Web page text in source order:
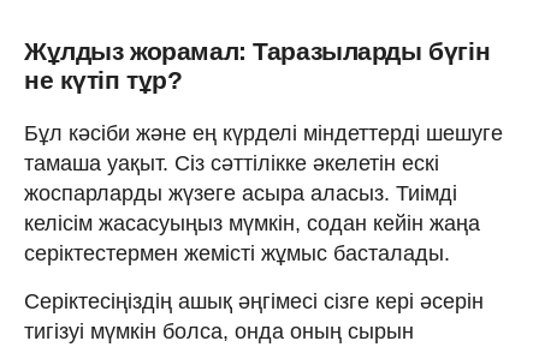
Жұлдыз жорамал: Таразыларды бүгін
не күтіп тұр?
Бұл кәсіби және ең күрделі міндеттерді шешуге
тамаша уақыт. Сіз сәттілікке әкелетін ескі
жоспарларды жүзеге асыра аласыз. Тиімді
келісім жасасуыңыз мүмкін, содан кейін жаңа
серіктестермен жемісті жұмыс басталады.
Серіктесіңіздің ашық әңгімесі сізге кері әсерін
тигізуі мүмкін болса, онда оның сырын